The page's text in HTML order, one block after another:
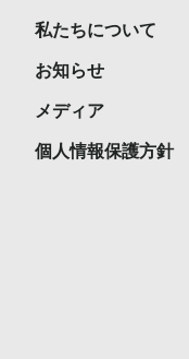
私たちについて
お知らせ
メディア
個人情報保護方針